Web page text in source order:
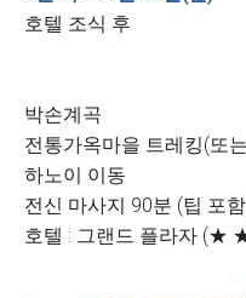
호텔 조식 후
박손계곡
전통가옥마을 트레킹(또
하노이 이동
전신 마사지 90분 (팁 포
호텔 : 그랜드 플라자